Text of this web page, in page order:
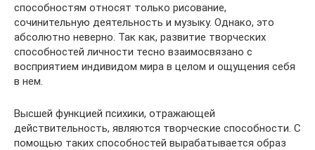
способностям относят только рисование,
сочинительную деятельность и музыку. Однако, это
абсолютно неверно. Так как, развитие творческих
способностей личности тесно взаимосвязано с
восприятием индивидом мира в целом и ощущения себя
в нем.
Высшей функцией психики, отражающей
действительность, являются творческие способности. С
помощью таких способностей вырабатывается образ